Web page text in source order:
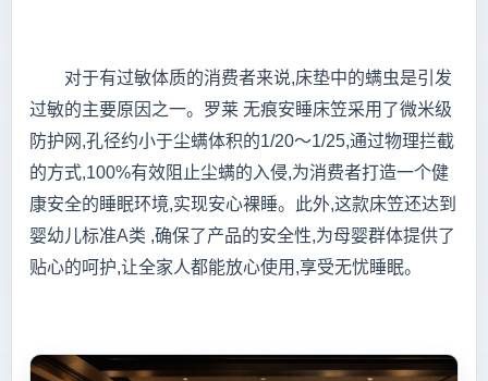
对于有过敏体质的消费者来说,床垫中的螨虫是引发
过敏的主要原因之一。罗莱 无痕安睡床笠采用了微米级
防护网,孔径约小于尘螨体积的1/20～1/25,通过物理拦截
的方式,100%有效阻止尘螨的入侵,为消费者打造一个健
康安全的睡眠环境,实现安心裸睡。此外,这款床笠还达到
婴幼儿标准A类 ,确保了产品的安全性,为母婴群体提供了
贴心的呵护,让全家人都能放心使用,享受无忧睡眠。